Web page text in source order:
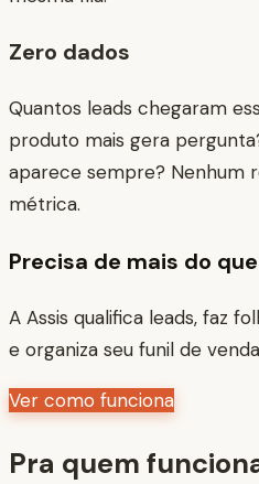
Zero dados
Quantos leads chegaram
produto mais gera
aparece sempre? Nenhum
métrica.
Precisa de mais do
A Assis qualifica leads, faz
e organiza seu funil de
Ver como funciona
Pra quem